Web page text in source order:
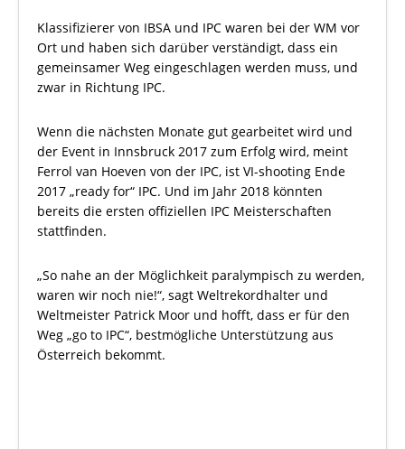
Klassifizierer von IBSA und IPC waren bei der WM vor
Ort und haben sich darüber verständigt, dass ein
gemeinsamer Weg eingeschlagen werden muss, und
zwar in Richtung IPC.
Wenn die nächsten Monate gut gearbeitet wird und
der Event in Innsbruck 2017 zum Erfolg wird, meint
Ferrol van Hoeven von der IPC, ist VI-shooting Ende
2017 „ready for“ IPC. Und im Jahr 2018 könnten
bereits die ersten offiziellen IPC Meisterschaften
stattfinden.
„So nahe an der Möglichkeit paralympisch zu werden,
waren wir noch nie!“, sagt Weltrekordhalter und
Weltmeister Patrick Moor und hofft, dass er für den
Weg „go to IPC“, bestmögliche Unterstützung aus
Österreich bekommt.